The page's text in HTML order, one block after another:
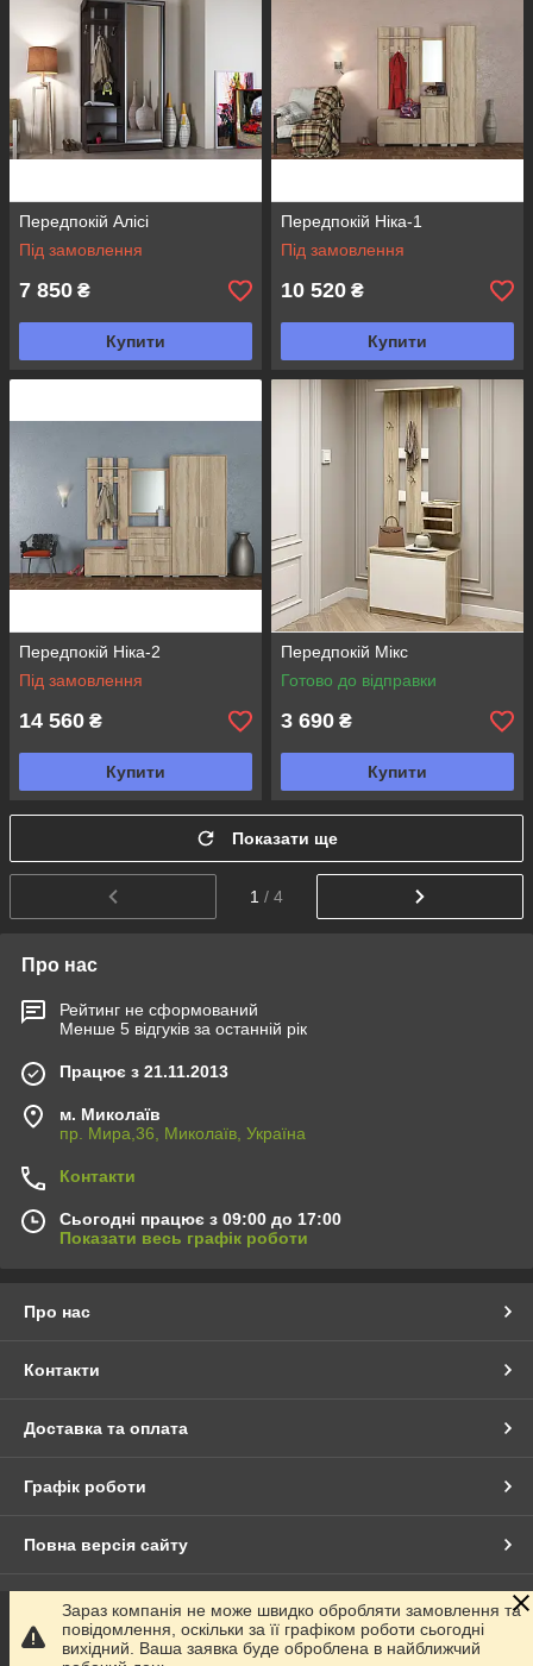
Передпокій Алісі
Під замовлення
7 850 ₴
Купити
Передпокій Ніка-1
Під замовлення
10 520 ₴
Купити
Передпокій Ніка-2
Під замовлення
14 560 ₴
Купити
Передпокій Мікс
Готово до відправки
3 690 ₴
Купити
Показати ще
1 / 4
Про нас
Рейтинг не сформований
Менше 5 відгуків за останній рік
Працює з 21.11.2013
м. Миколаїв
пр. Мира,36, Миколаїв, Україна
Контакти
Сьогодні працює з 09:00 до 17:00
Показати весь графік роботи
Про нас
Контакти
Доставка та оплата
Графік роботи
Повна версія сайту
Сайт створено на маркетплейсі Prom.ua
Політика конфіденційності
Зараз компанія не може швидко обробляти замовлення та
повідомлення, оскільки за її графіком роботи сьогодні
вихідний. Ваша заявка буде оброблена в найближчий